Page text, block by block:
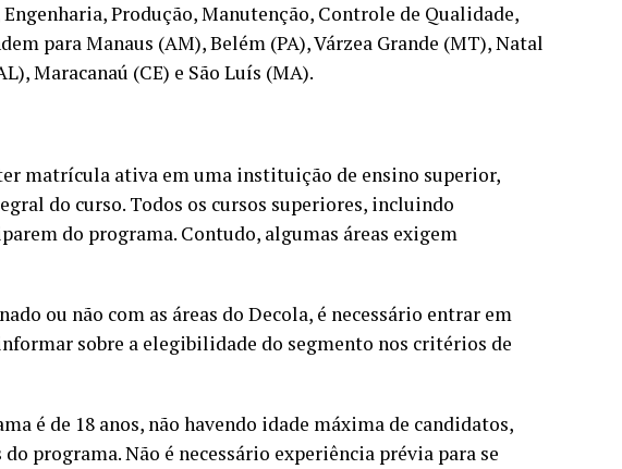
Produção, Manutenção, Controle de Qualidade,
para Manaus (AM), Belém (PA), Várzea Grande (MT), Natal
Maracanaú (CE) e São Luís (MA).
matrícula ativa em uma instituição de ensino superior,
do curso. Todos os cursos superiores, incluindo
do programa. Contudo, algumas áreas exigem
ou não com as áreas do Decola, é necessário entrar em
sobre a elegibilidade do segmento nos critérios de
é de 18 anos, não havendo idade máxima de candidatos,
programa. Não é necessário experiência prévia para se